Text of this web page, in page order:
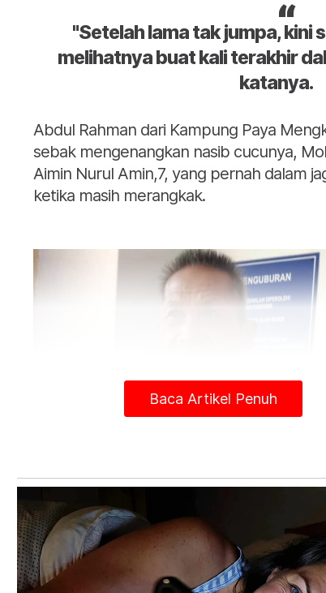
"Setelah lama tak jumpa, kini
melihatnya buat kali terakhir
katanya.
Abdul Rahman dari Kampung Paya
sebak mengenangkan nasib cucunya,
Aimin Nurul Amin,7, yang pernah dalam
ketika masih merangkak.
Abdul Rahman
"Kali terakhir jumpa sebelum raya haji lalu.
Baca Artikel Penuh